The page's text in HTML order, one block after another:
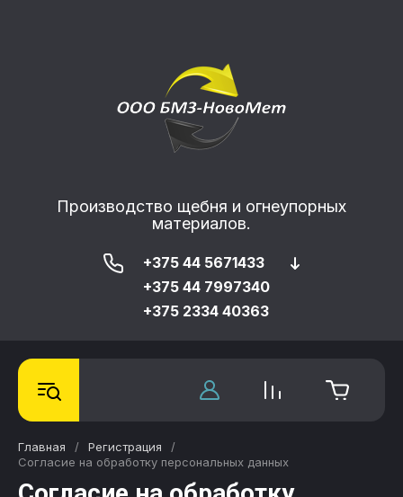
Производство щебня и огнеупорных
материалов.
+375 44 5671433
+375 44 7997340
+375 2334 40363
Главная / Регистрация
/
Согласие на обработку персональных данных